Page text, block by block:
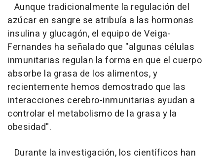
Aunque tradicionalmente la regulación del
azúcar en sangre se atribuía a las hormonas
insulina y glucagón, el equipo de Veiga-
Fernandes ha señalado que "algunas células
inmunitarias regulan la forma en que el cuerpo
absorbe la grasa de los alimentos, y
recientemente hemos demostrado que las
interacciones cerebro-inmunitarias ayudan a
controlar el metabolismo de la grasa y la
obesidad".
Durante la investigación, los científicos han